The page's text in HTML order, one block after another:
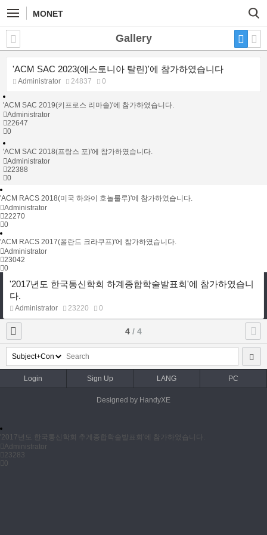
MONET
Gallery
'ACM SAC 2023(에스토니아 탈린)'에 참가하였습니다
Administrator 24837 0
'ACM SAC 2019(키프로스 리마솔)'에 참가하였습니다.
Administrator
22647
0
'ACM SAC 2018(프랑스 포)'에 참가하였습니다.
Administrator
22388
0
'ACM RACS 2018(미국 하와이 호놀룰루)'에 참가하였습니다.
Administrator
22270
0
'ACM RACS 2017(폴란드 크라쿠프)'에 참가하였습니다.
Administrator
23042
0
'2017년도 한국통신학회 하계종합학술발표회'에 참가하였습니
다.
Administrator 23220 0
4 / 4
Login Sign Up LANG PC
Designed by HandyXE
'2017년도 한국통신학회 추계종합학술발표회'에 참가하였습니다.
Administrator
23283
0